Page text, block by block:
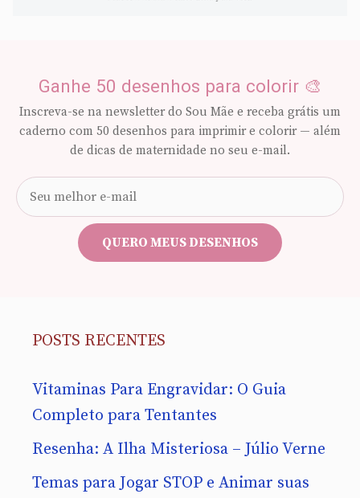
Ganhe 50 desenhos para colorir 🎨
Inscreva-se na newsletter do Sou Mãe e receba grátis um
caderno com 50 desenhos para imprimir e colorir — além
de dicas de maternidade no seu e-mail.
e-
mail
QUERO MEUS DESENHOS
POSTS RECENTES
Vitaminas Para Engravidar: O Guia
Completo para Tentantes
Resenha: A Ilha Misteriosa – Júlio Verne
Temas para Jogar STOP e Animar suas